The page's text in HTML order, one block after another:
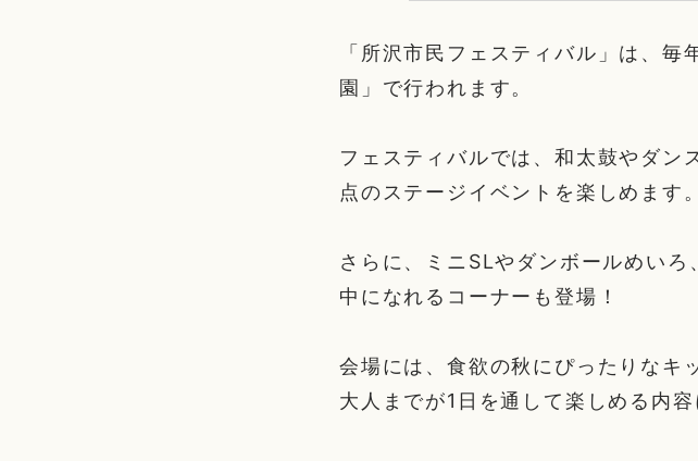
「所沢市民フェスティバル」は、
園」で行われます。
フェスティバルでは、和太鼓やダン
点のステージイベントを楽しめます。
さらに、ミニSLやダンボールめい
中になれるコーナーも登場！
会場には、食欲の秋にぴったりなキ
大人までが1日を通して楽しめる内容